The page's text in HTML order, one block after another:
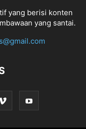
yang berisi konten
yang santai.